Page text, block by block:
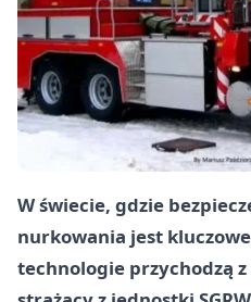
W świecie, gdzie
nurkowania jest
technologie przychodzą